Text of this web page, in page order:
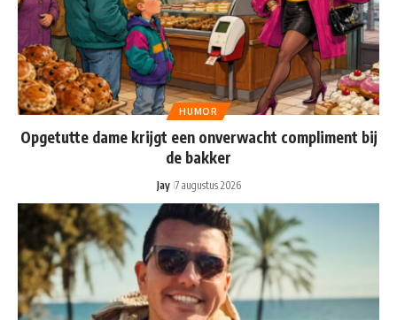
HUMOR
Opgetutte dame krijgt een onverwacht compliment bij
de bakker
Jay 7 augustus 2026